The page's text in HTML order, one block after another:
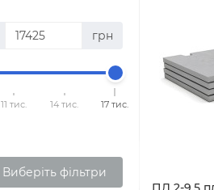
грн
11 тис. 14 тис. 17 тис.
Виберіть фільтри